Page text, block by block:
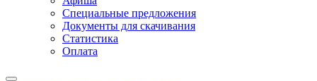
Специальные предложения
Документы для скачивания
Статистика
Оплата